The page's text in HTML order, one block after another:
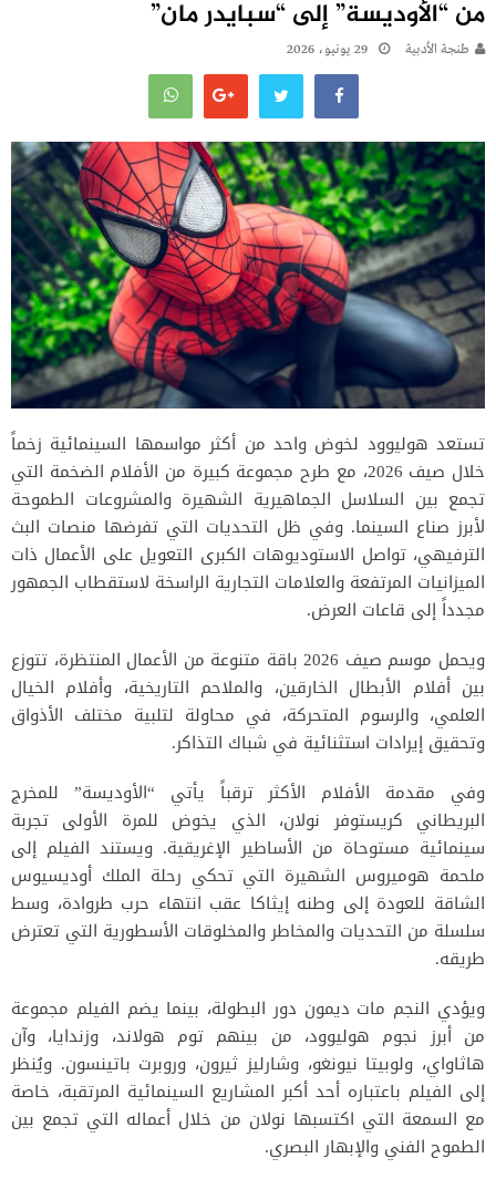
من “الأوديسة” إلى “سبايدر مان”
طنجة الأدبية 29 يونيو، 2026
تستعد هوليوود لخوض واحد من أكثر مواسمها السينمائية زخماً
خلال صيف 2026، مع طرح مجموعة كبيرة من الأفلام الضخمة التي
تجمع بين السلاسل الجماهيرية الشهيرة والمشروعات الطموحة
لأبرز صناع السينما. وفي ظل التحديات التي تفرضها منصات البث
الترفيهي، تواصل الاستوديوهات الكبرى التعويل على الأعمال ذات
الميزانيات المرتفعة والعلامات التجارية الراسخة لاستقطاب الجمهور
مجدداً إلى قاعات العرض.
ويحمل موسم صيف 2026 باقة متنوعة من الأعمال المنتظرة، تتوزع
بين أفلام الأبطال الخارقين، والملاحم التاريخية، وأفلام الخيال
العلمي، والرسوم المتحركة، في محاولة لتلبية مختلف الأذواق
وتحقيق إيرادات استثنائية في شباك التذاكر.
وفي مقدمة الأفلام الأكثر ترقباً يأتي “الأوديسة” للمخرج
البريطاني كريستوفر نولان، الذي يخوض للمرة الأولى تجربة
سينمائية مستوحاة من الأساطير الإغريقية. ويستند الفيلم إلى
ملحمة هوميروس الشهيرة التي تحكي رحلة الملك أوديسيوس
الشاقة للعودة إلى وطنه إيثاكا عقب انتهاء حرب طروادة، وسط
سلسلة من التحديات والمخاطر والمخلوقات الأسطورية التي تعترض
طريقه.
ويؤدي النجم مات ديمون دور البطولة، بينما يضم الفيلم مجموعة
من أبرز نجوم هوليوود، من بينهم توم هولاند، وزندايا، وآن
هاثاواي، ولوبيتا نيونغو، وشارليز ثيرون، وروبرت باتينسون. ويُنظر
إلى الفيلم باعتباره أحد أكبر المشاريع السينمائية المرتقبة، خاصة
مع السمعة التي اكتسبها نولان من خلال أعماله التي تجمع بين
الطموح الفني والإبهار البصري.